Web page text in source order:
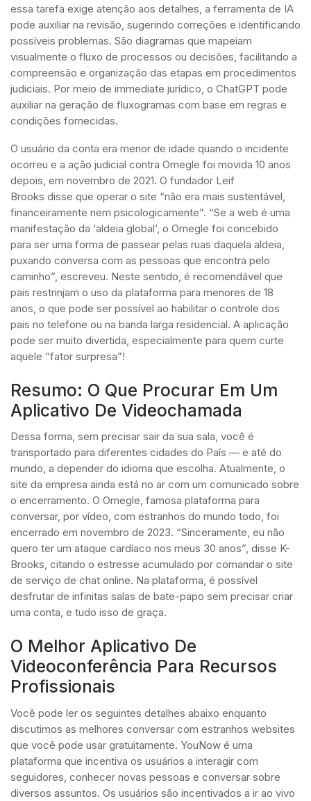
essa tarefa exige atenção aos detalhes, a ferramenta de IA
pode auxiliar na revisão, sugerindo correções e identificando
possíveis problemas. São diagramas que mapeiam
visualmente o fluxo de processos ou decisões, facilitando a
compreensão e organização das etapas em procedimentos
judiciais. Por meio de immediate jurídico, o ChatGPT pode
auxiliar na geração de fluxogramas com base em regras e
condições fornecidas.
O usuário da conta era menor de idade quando o incidente
ocorreu e a ação judicial contra Omegle foi movida 10 anos
depois, em novembro de 2021. O fundador Leif
Brooks disse que operar o site “não era mais sustentável,
financeiramente nem psicologicamente”. “Se a web é uma
manifestação da ‘aldeia global’, o Omegle foi concebido
para ser uma forma de passear pelas ruas daquela aldeia,
puxando conversa com as pessoas que encontra pelo
caminho”, escreveu. Neste sentido, é recomendável que
pais restrinjam o uso da plataforma para menores de 18
anos, o que pode ser possível ao habilitar o controle dos
pais no telefone ou na banda larga residencial. A aplicação
pode ser muito divertida, especialmente para quem curte
aquele “fator surpresa”!
Resumo: O Que Procurar Em Um
Aplicativo De Videochamada
Dessa forma, sem precisar sair da sua sala, você é
transportado para diferentes cidades do País — e até do
mundo, a depender do idioma que escolha. Atualmente, o
site da empresa ainda está no ar com um comunicado sobre
o encerramento. O Omegle, famosa plataforma para
conversar, por vídeo, com estranhos do mundo todo, foi
encerrado em novembro de 2023. “Sinceramente, eu não
quero ter um ataque cardíaco nos meus 30 anos”, disse K-
Brooks, citando o estresse acumulado por comandar o site
de serviço de chat online. Na plataforma, é possível
desfrutar de infinitas salas de bate-papo sem precisar criar
uma conta, e tudo isso de graça.
O Melhor Aplicativo De
Videoconferência Para Recursos
Profissionais
Você pode ler os seguintes detalhes abaixo enquanto
discutimos as melhores conversar com estranhos websites
que você pode usar gratuitamente. YouNow é uma
plataforma que incentiva os usuários a interagir com
seguidores, conhecer novas pessoas e conversar sobre
diversos assuntos. Os usuários são incentivados a ir ao vivo